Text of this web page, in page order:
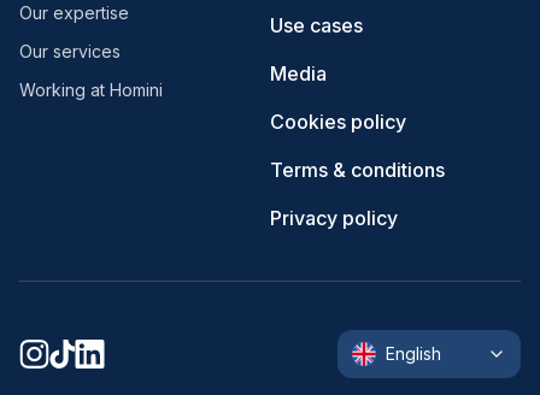
Our expertise
Our services
Working at Homini
Use cases
Media
Cookies policy
Terms & conditions
Privacy policy
English